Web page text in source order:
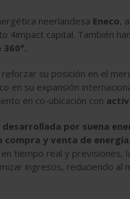
neerlandesa Eneco,
4impact capital. También
su posición en el
en su expansión
en co-ubicación con
desarrollada por suena
y venta de
tiempo real y previsiones,
ingresos, reduciendo al